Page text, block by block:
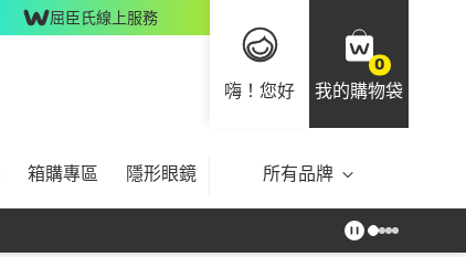
屈臣氏線上服務
嗨！您好
0
我的購物袋
箱購專區 隱形眼鏡 所有品牌